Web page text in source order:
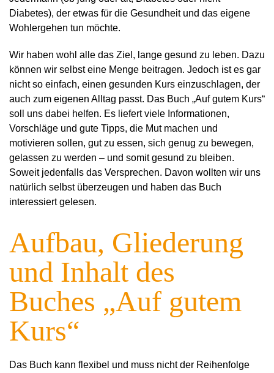
Diabetes), der etwas für die Gesundheit und das eigene
Wohlergehen tun möchte.
Wir haben wohl alle das Ziel, lange gesund zu leben. Dazu
können wir selbst eine Menge beitragen. Jedoch ist es gar
nicht so einfach, einen gesunden Kurs einzuschlagen, der
auch zum eigenen Alltag passt. Das Buch „Auf gutem Kurs“
soll uns dabei helfen. Es liefert viele Informationen,
Vorschläge und gute Tipps, die Mut machen und
motivieren sollen, gut zu essen, sich genug zu bewegen,
gelassen zu werden – und somit gesund zu bleiben.
Soweit jedenfalls das Versprechen. Davon wollten wir uns
natürlich selbst überzeugen und haben das Buch
interessiert gelesen.
Aufbau, Gliederung
und Inhalt des
Buches „Auf gutem
Kurs“
Das Buch kann flexibel und muss nicht der Reihenfolge